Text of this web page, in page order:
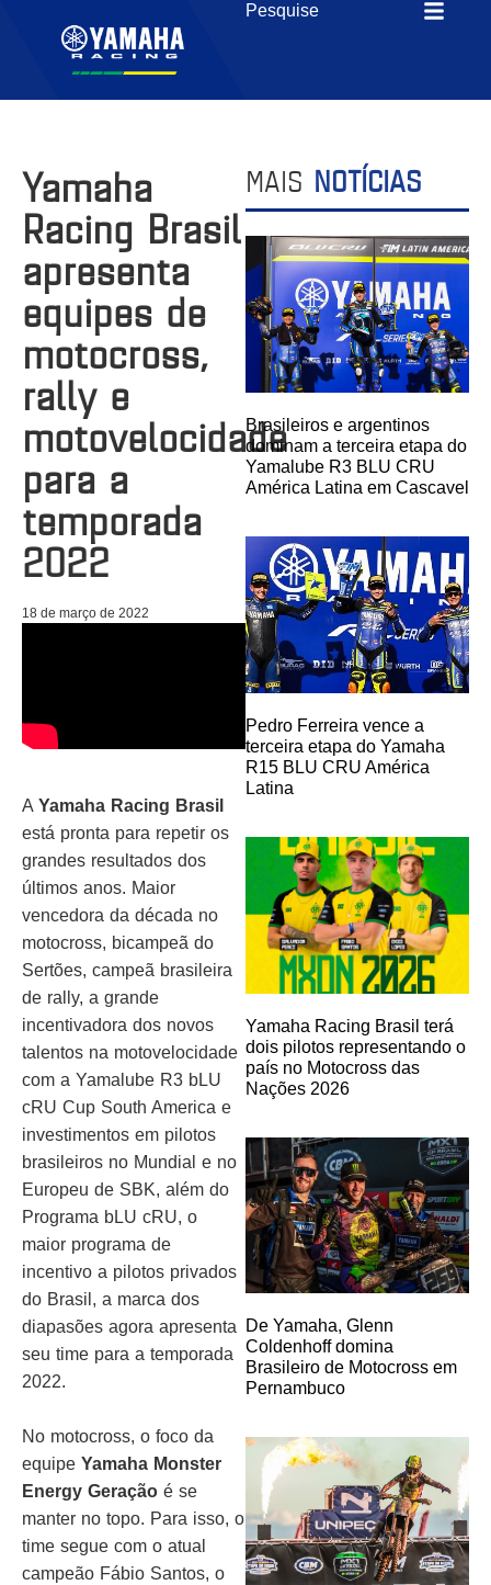
Yamaha
Racing Brasil
apresenta
equipes de
motocross,
rally e
motovelocidade
para a
temporada
2022
18 de março de 2022
A Yamaha Racing Brasil
está pronta para repetir os
grandes resultados dos
últimos anos. Maior
vencedora da década no
motocross, bicampeã do
Sertões, campeã brasileira
de rally, a grande
incentivadora dos novos
talentos na motovelocidade
com a Yamalube R3 bLU
cRU Cup South America e
investimentos em pilotos
brasileiros no Mundial e no
Europeu de SBK, além do
Programa bLU cRU, o
maior programa de
incentivo a pilotos privados
do Brasil, a marca dos
diapasões agora apresenta
seu time para a temporada
2022.
No motocross, o foco da
equipe Yamaha Monster
Energy Geração é se
manter no topo. Para isso, o
time segue com o atual
campeão Fábio Santos, o
MAIS NOTÍCIAS
Brasileiros e argentinos
dominam a terceira etapa do
Yamalube R3 BLU CRU
América Latina em Cascavel
Pedro Ferreira vence a
terceira etapa do Yamaha
R15 BLU CRU América
Latina
Yamaha Racing Brasil terá
dois pilotos representando o
país no Motocross das
Nações 2026
De Yamaha, Glenn
Coldenhoff domina
Brasileiro de Motocross em
Pernambuco